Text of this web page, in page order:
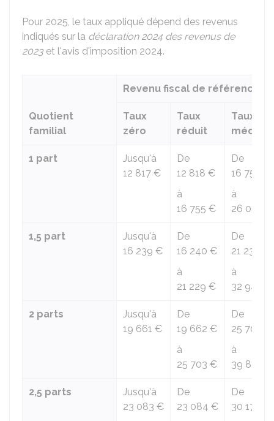
Pour 2025, le taux appliqué dépend des revenus
indiqués sur la déclaration 2024 des revenus de
2023 et l'avis d'imposition 2024.
Quotient
familial
Revenu fiscal de référence
Taux
zéro
Taux
réduit
Taux
médian
1 part
Jusqu'à
12 817 €
De
12 818 €
à
16 755 €
De
16 756 €
à
26 004 €
1,5 part
Jusqu'à
16 239 €
De
16 240 €
à
21 229 €
De
21 230 €
à
32 945 €
2 parts
Jusqu'à
19 661 €
De
19 662 €
à
25 703 €
De
25 704 €
à
39 886 €
2,5 parts
Jusqu'à
23 083 €
De
23 084 €
De
30 178 €